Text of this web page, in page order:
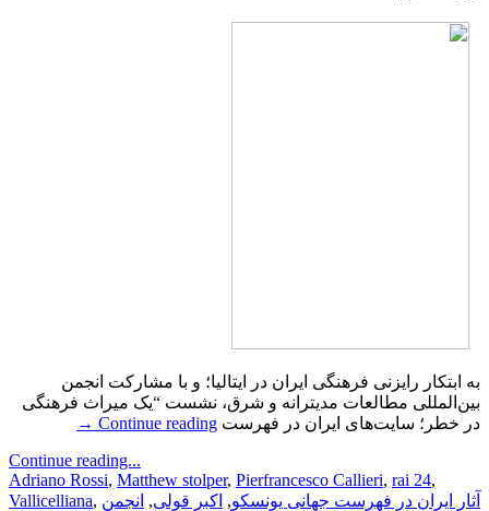
به ابتکار رایزنی فرهنگی ایران در ایتالیا؛ و با مشارکت انجمن
بین‌المللی مطالعات مدیترانه و شرق، نشست “یک میراث فرهنگی
در خطر؛ سایت‌های ایران در فهرست Continue reading
→
Continue reading...
Adriano Rossi, Matthew stolper, Pierfrancesco Callieri, rai 24,
Vallicelliana, آثار ایران در فهرست جهانی یونسکو, اکبر قولی, انجمن